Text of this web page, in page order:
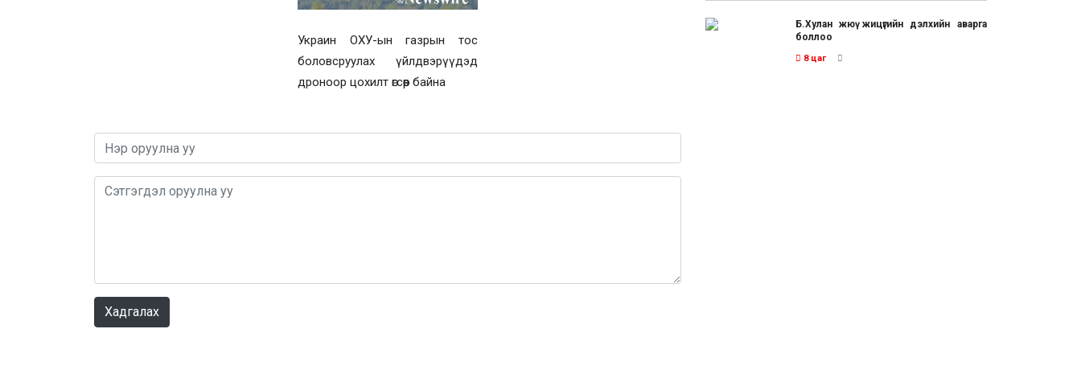
Украин ОХУ-ын газрын тос
боловсруулах үйлдвэрүүдэд
дроноор цохилт өгсөөр байна
Хадгалах
Б.Хулан жюү жицүгийн дэлхийн аварга
боллоо
8 цаг